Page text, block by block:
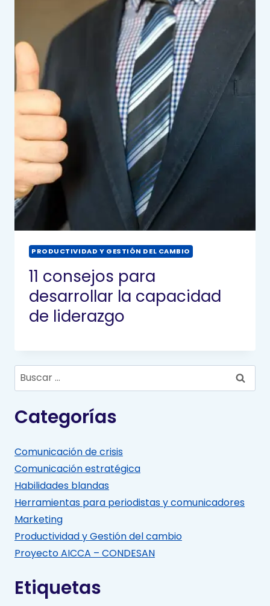
PRODUCTIVIDAD Y GESTIÓN DEL CAMBIO
11 consejos para
desarrollar la capacidad
de liderazgo
Buscar:
Categorías
Comunicación de crisis
Comunicación estratégica
Habilidades blandas
Herramientas para periodistas y comunicadores
Marketing
Productividad y Gestión del cambio
Proyecto AICCA – CONDESAN
Etiquetas